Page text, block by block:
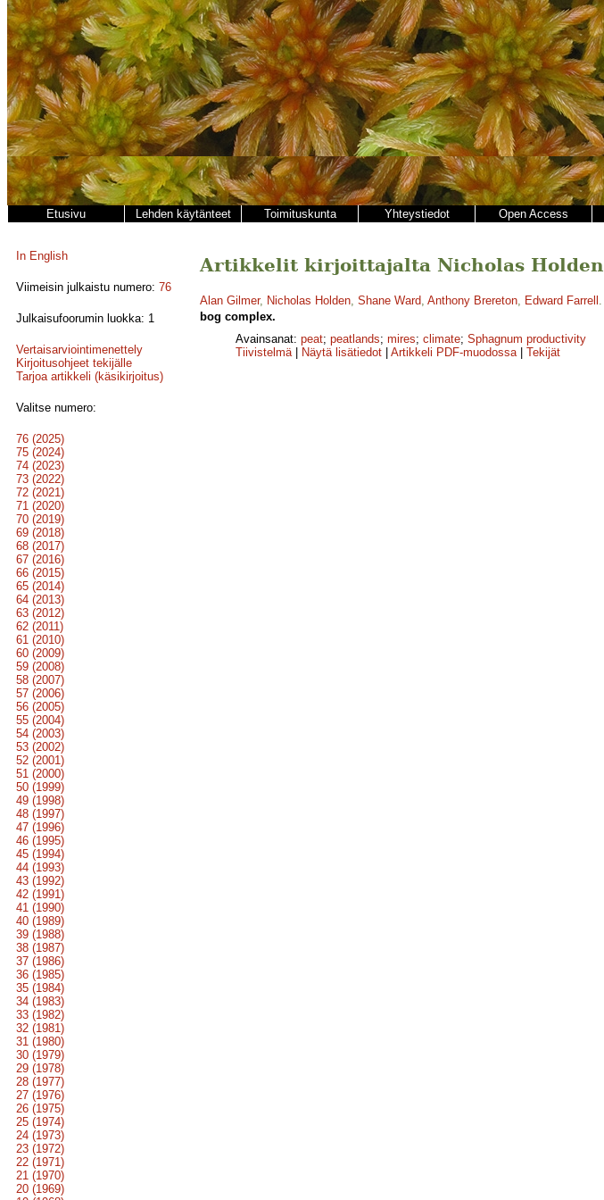
Etusivu Lehden käytänteet Toimituskunta Yhteystiedot Open Access
In English
Viimeisin julkaistu numero: 76
Julkaisufoorumin luokka: 1
Vertaisarviointimenettely
Kirjoitusohjeet tekijälle
Tarjoa artikkeli (käsikirjoitus)
Valitse numero:
76 (2025)
75 (2024)
74 (2023)
73 (2022)
72 (2021)
71 (2020)
70 (2019)
69 (2018)
68 (2017)
67 (2016)
66 (2015)
65 (2014)
64 (2013)
63 (2012)
62 (2011)
61 (2010)
60 (2009)
59 (2008)
58 (2007)
57 (2006)
56 (2005)
55 (2004)
54 (2003)
53 (2002)
52 (2001)
51 (2000)
50 (1999)
49 (1998)
48 (1997)
47 (1996)
46 (1995)
45 (1994)
44 (1993)
43 (1992)
42 (1991)
41 (1990)
40 (1989)
39 (1988)
38 (1987)
37 (1986)
36 (1985)
35 (1984)
34 (1983)
33 (1982)
32 (1981)
31 (1980)
30 (1979)
29 (1978)
28 (1977)
27 (1976)
26 (1975)
25 (1974)
24 (1973)
23 (1972)
22 (1971)
21 (1970)
20 (1969)
Artikkelit kirjoittajalta Nicholas Holden
Alan Gilmer, Nicholas Holden, Shane Ward, Anthony Brereton, Edward Farrell .
bog complex.
Avainsanat: peat; peatlands; mires; climate; Sphagnum productivity
Tiivistelmä| Näytä lisätiedot Artikkeli PDF-muodossa| Tekijät